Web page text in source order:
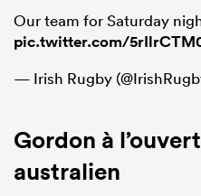
Our team for Saturday
pic.twitter.com/
— Irish Rugby
Gordon à
australien